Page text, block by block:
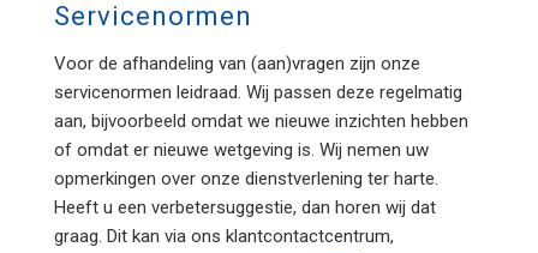
Servicenormen
Voor de afhandeling van (aan)vragen zijn onze
servicenormen leidraad. Wij passen deze regelmatig
aan, bijvoorbeeld omdat we nieuwe inzichten hebben
of omdat er nieuwe wetgeving is. Wij nemen uw
opmerkingen over onze dienstverlening ter harte.
Heeft u een verbetersuggestie, dan horen wij dat
graag. Dit kan via ons klantcontactcentrum,